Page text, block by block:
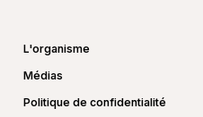
L'organisme
Médias
Politique de confidentialité